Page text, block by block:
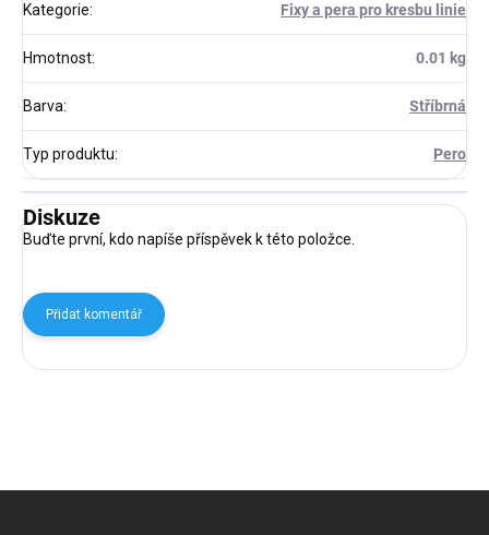
Kategorie: Fixy a pera pro kresbu linie
Hmotnost: 0.01 kg
Barva: Stříbrná
Typ produktu: Pero
Diskuze
Buďte první, kdo napíše příspěvek k této položce.
Přidat komentář